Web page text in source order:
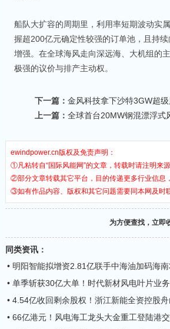
船队大扩容的周期里，利用率短期波动实
握超200亿元确定性较强的订单池，且持
增强。在全球海风走向深远海、大机组的
极强的议价与排产主动权。
下一篇： 金风科技拿下沙特3GW超
上一篇： 全球首台20MW钢混漂浮式
ewindpower.cn版权及免责声明：
①凡粘转自“国际风能网”的文章，转载时请注明来源
②部分文章转载其它平台，目的传递更多行业信息
③如有作品内容、版权和其它问题需要同本网及时
为方便查找，立即
同类资讯 ：
• 明阳智能拟增资2.81亿联手中海油加码海
• 单季斩获30亿大单！时代新材风电叶片业
• 4.54亿收回剩余股权！浙江新能全资控股
• 66亿港元！风电海工龙头大金重工登陆港交